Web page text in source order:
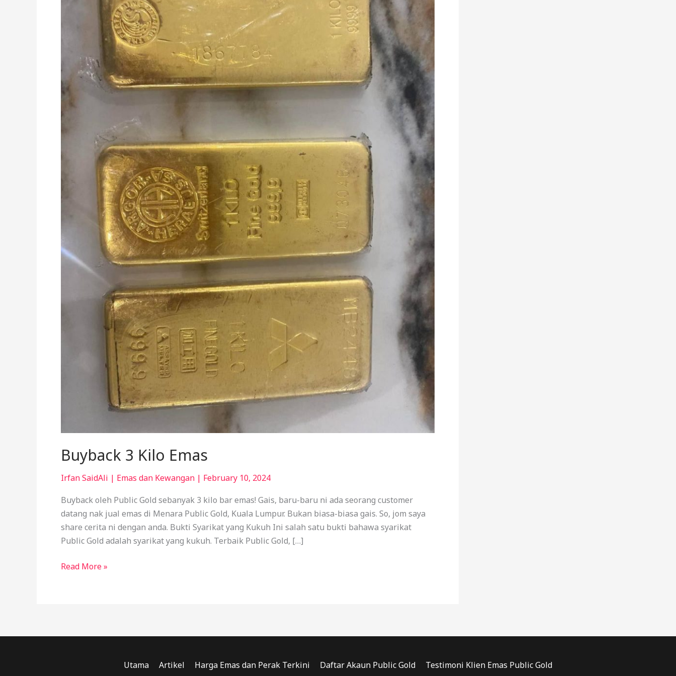
Buyback 3 Kilo Emas
Irfan SaidAli | Emas dan Kewangan | February 10, 2024
Buyback oleh Public Gold sebanyak 3 kilo bar emas! Gais, baru-baru ni ada seorang customer
datang nak jual emas di Menara Public Gold, Kuala Lumpur. Bukan biasa-biasa gais. So, jom saya
share cerita ni dengan anda. Bukti Syarikat yang Kukuh Ini salah satu bukti bahawa syarikat
Public Gold adalah syarikat yang kukuh. Terbaik Public Gold, […]
Read More »
Utama Artikel Harga Emas dan Perak Terkini Daftar Akaun Public Gold Testimoni Klien Emas Public Gold